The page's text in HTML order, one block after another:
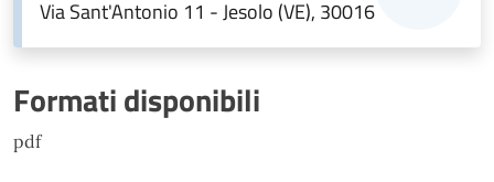
Via Sant'Antonio 11 - Jesolo (VE), 30016
Formati disponibili
pdf